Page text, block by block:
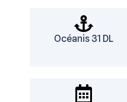
Océanis 31 DL